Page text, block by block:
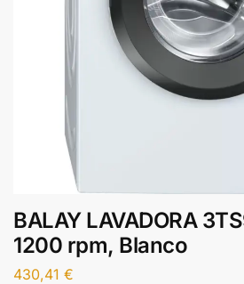
BALAY LAVADORA
1200 rpm, Blanco
430,41 €